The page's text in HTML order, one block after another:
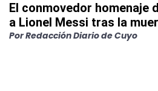
El conmovedor homenaje
a Lionel Messi tras la
PorRedacción Diario de Cuyo